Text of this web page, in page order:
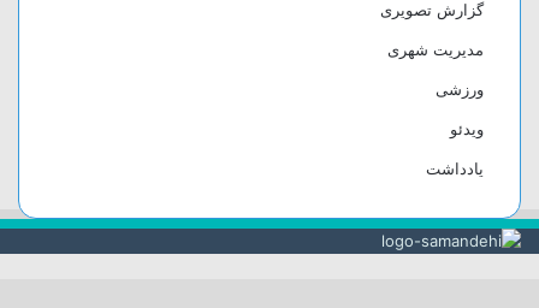
گزارش تصویری
مدیریت شهری
ورزشی
ویدئو
یادداشت